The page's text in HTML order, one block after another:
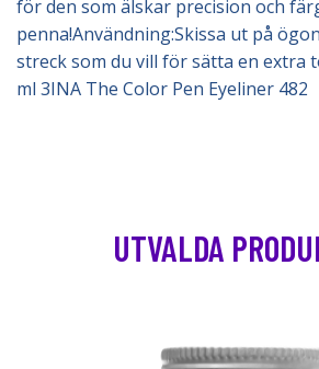
för den som älskar precision och
penna!Användning:Skissa ut på
streck som du vill för sätta en extra
ml 3INA The Color Pen Eyeliner 482
UTVALDA